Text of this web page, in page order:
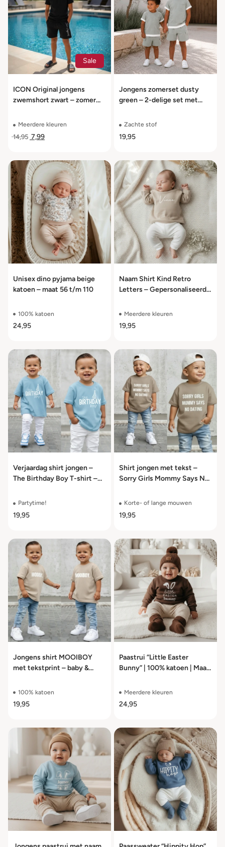
Sale
ICON Original jongens
zwemshort zwart – zomer
164
Meerdere kleuren
14,95 7,99
Jongens zomerset dusty
green – 2-delige set met
t/m 134/140
Zachte stof
19,95
Unisex dino pyjama beige
katoen – maat 56 t/m 110
100% katoen
24,95
Naam Shirt Kind Retro
Letters – Gepersonaliseerd
104
Meerdere kleuren
19,95
Verjaardag shirt jongen –
The Birthday Boy T-shirt –
Partytime!
19,95
Shirt jongen met tekst –
Sorry Girls Mommy Says No
Korte- of lange mouwen
19,95
Jongens shirt MOOIBOY
met tekstprint – baby &
mouw – maat 56-104
100% katoen
19,95
Paastrui “Little Easter
Bunny” | 100% katoen | Maat
Meerdere kleuren
24,95